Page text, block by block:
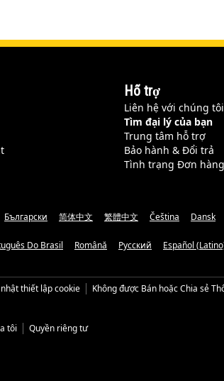
Hỗ trợ
Liên hệ với chúng tôi
Tìm đại lý của bạn
Trung tâm hỗ trợ
Bảo hành & Đổi trả
Tình trạng Đơn hàng
Български 简体中文 繁體中文 Čeština Dansk
Do Brasil Română Русский Español
thiết lập cookie Không được Bán hoặc Chia sẻ
tôi Quyền riêng tư